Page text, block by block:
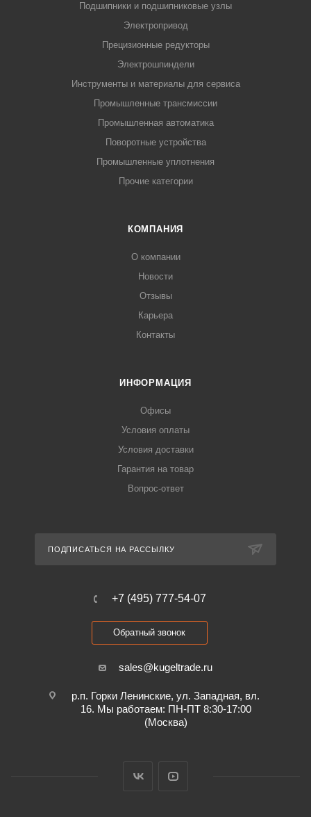
Подшипники и подшипниковые узлы
Электропривод
Прецизионные редукторы
Электрошпиндели
Инструменты и материалы для сервиса
Промышленные трансмиссии
Промышленная автоматика
Поворотные устройства
Промышленные уплотнения
Прочие категории
КОМПАНИЯ
О компании
Новости
Отзывы
Карьера
Контакты
ИНФОРМАЦИЯ
Офисы
Условия оплаты
Условия доставки
Гарантия на товар
Вопрос-ответ
ПОДПИСАТЬСЯ НА РАССЫЛКУ
+7 (495) 777-54-07
Обратный звонок
sales@kugeltrade.ru
р.п. Горки Ленинские, ул. Западная, вл.
16. Мы работаем: ПН-ПТ 8:30-17:00
(Москва)